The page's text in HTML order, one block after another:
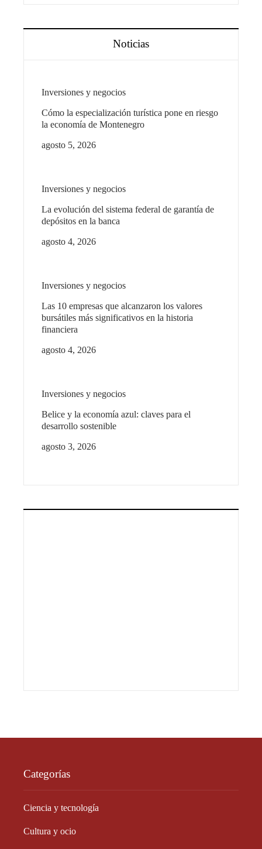
Noticias
Inversiones y negocios
Cómo la especialización turística pone en riesgo
la economía de Montenegro
agosto 5, 2026
Inversiones y negocios
La evolución del sistema federal de garantía de
depósitos en la banca
agosto 4, 2026
Inversiones y negocios
Las 10 empresas que alcanzaron los valores
bursátiles más significativos en la historia
financiera
agosto 4, 2026
Inversiones y negocios
Belice y la economía azul: claves para el
desarrollo sostenible
agosto 3, 2026
Categorías
Ciencia y tecnología
Cultura y ocio